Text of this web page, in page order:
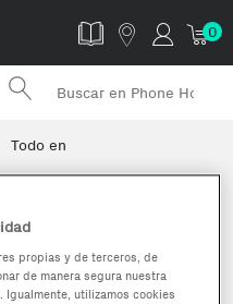
0
Todo en
propias y de terceros, de
de manera segura nuestra
utilizamos cookies